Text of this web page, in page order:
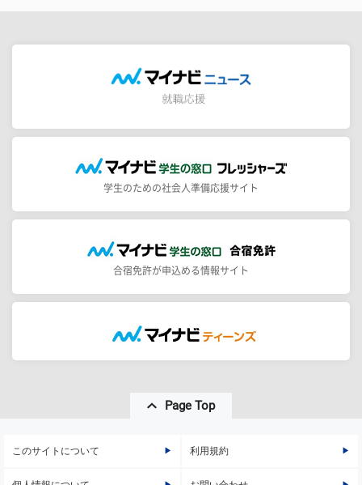
学生のための社会人準備応援サイト
合宿免許が申込める情報サイト
Page Top
このサイトについて 利用規約